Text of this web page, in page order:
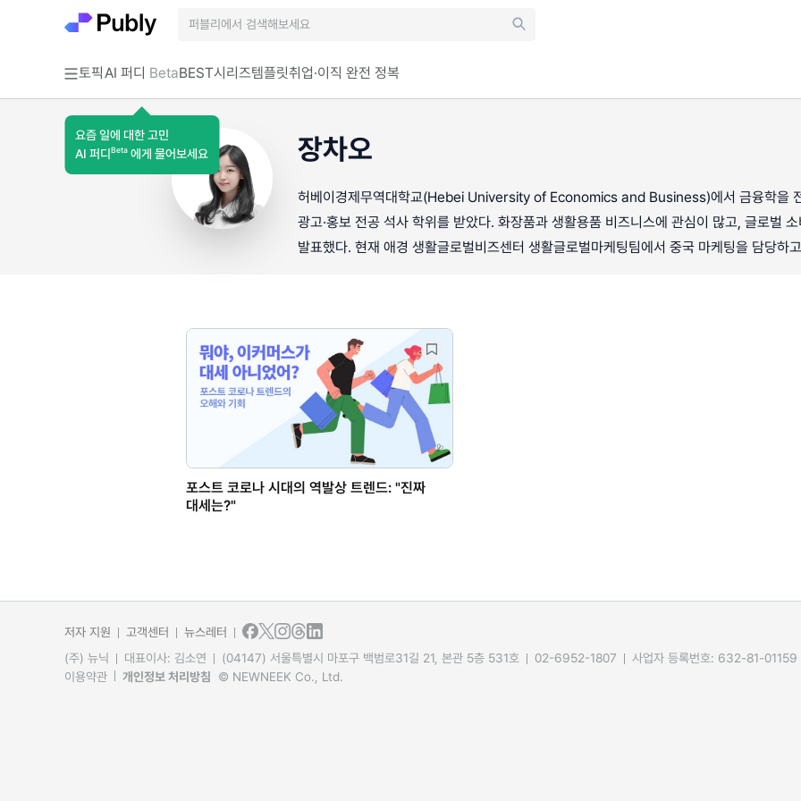
토픽AI 퍼디 Beta
요즘 일에 대한 고민
AI 퍼디 Beta 에게 물어보세요
BEST시리즈템플릿취업·이직 완전 정복
장차오
허베이경제무역대학교(Hebei University of Economics and Business)에서 금융학을
광고·홍보 전공 석사 학위를 받았다. 화장품과 생활용품 비즈니스에 관심이 많고, 글로벌
발표했다. 현재 애경 생활글로벌비즈센터 생활글로벌마케팅팀에서 중국 마케팅을 담당하
포스트 코로나 시대의 역발상 트렌드: "진짜
대세는?"
저자 지원 고객센터
뉴스레터
(주) 뉴닉
대표이사: 김소연 (04147) 서울특별시 마포구 백범로31길 21, 본관 5층 531호 02-6952-1807 사업자 등록번호: 632-81-01159
이용약관
개인정보 처리방침 © NEWNEEK Co., Ltd.